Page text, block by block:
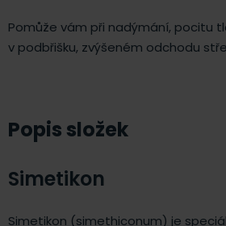
Pomůže vám při nadýmání, pocitu
v podbřišku, zvýšeném odchodu
Popis složek
Simetikon
Simetikon (simethiconum) je